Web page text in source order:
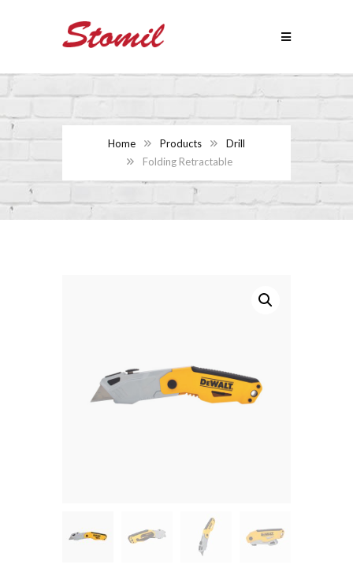
Home Products
Drill
Folding Retractable